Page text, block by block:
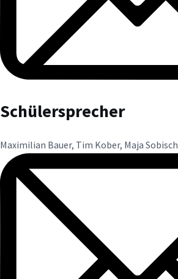
Schülersprecher
Maximilian Bauer, Tim Kober, Maja Sobisch